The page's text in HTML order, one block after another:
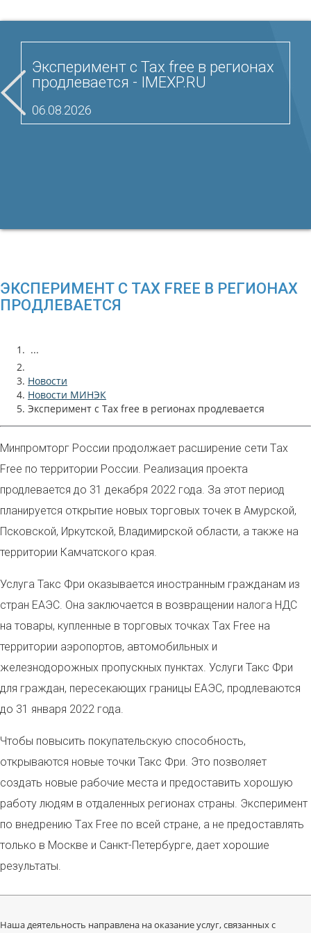
Эксперимент с Tax free в регионах
продлевается - IMEXP.RU
06.08.2026
ЭКСПЕРИМЕНТ С TAX FREE В РЕГИОНАХ
ПРОДЛЕВАЕТСЯ
...
Новости
Новости МИНЭК
Эксперимент с Tax free в регионах продлевается
Минпромторг России продолжает расширение сети Tax
Free по территории России. Реализация проекта
продлевается до 31 декабря 2022 года. За этот период
планируется открытие новых торговых точек в Амурской,
Псковской, Иркутской, Владимирской области, а также на
территории Камчатского края.
Услуга Такс Фри оказывается иностранным гражданам из
стран ЕАЭС. Она заключается в возвращении налога НДС
на товары, купленные в торговых точках Tax Free на
территории аэропортов, автомобильных и
железнодорожных пропускных пунктах. Услуги Такс Фри
для граждан, пересекающих границы ЕАЭС, продлеваются
до 31 января 2022 года.
Чтобы повысить покупательскую способность,
открываются новые точки Такс Фри. Это позволяет
создать новые рабочие места и предоставить хорошую
работу людям в отдаленных регионах страны. Эксперимент
по внедрению Tax Free по всей стране, а не предоставлять
только в Москве и Санкт-Петербурге, дает хорошие
результаты.
Наша деятельность направлена на оказание услуг, связанных с